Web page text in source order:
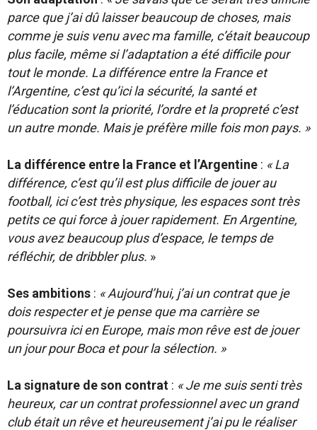
parce que j’ai dû laisser beaucoup de choses, mais
comme je suis venu avec ma famille, c’était beaucoup
plus facile, même si l’adaptation a été difficile pour
tout le monde. La différence entre la France et
l’Argentine, c’est qu’ici la sécurité, la santé et
l’éducation sont la priorité, l’ordre et la propreté c’est
un autre monde. Mais je préfère mille fois mon pays. »
La différence entre la France et l’Argentine : « La
différence, c’est qu’il est plus difficile de jouer au
football, ici c’est très physique, les espaces sont très
petits ce qui force à jouer rapidement. En Argentine,
vous avez beaucoup plus d’espace, le temps de
réfléchir, de dribbler plus. »
Ses ambitions : « Aujourd’hui, j’ai un contrat que je
dois respecter et je pense que ma carrière se
poursuivra ici en Europe, mais mon rêve est de jouer
un jour pour Boca et pour la sélection. »
La signature de son contrat : « Je me suis senti très
heureux, car un contrat professionnel avec un grand
club était un rêve et heureusement j’ai pu le réaliser